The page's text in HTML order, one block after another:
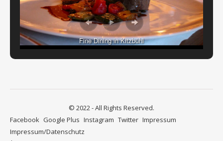
Fine Dining in Kitzbühl
© 2022 - All Rights Reserved.
Facebook Google Plus Instagram Twitter Impressum
Impressum/Datenschutz